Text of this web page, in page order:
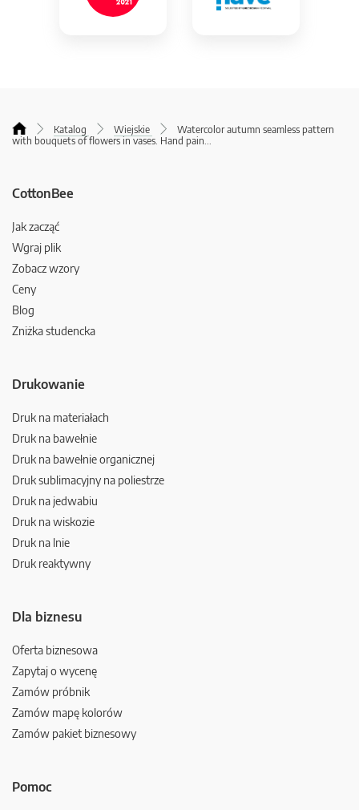
Katalog Wiejskie
Watercolor autumn seamless pattern
with bouquets of flowers in vases. Hand pain...
CottonBee
Jak zacząć
Wgraj plik
Zobacz wzory
Ceny
Blog
Zniżka studencka
Drukowanie
Druk na materiałach
Druk na bawełnie
Druk na bawełnie organicznej
Druk sublimacyjny na poliestrze
Druk na jedwabiu
Druk na wiskozie
Druk na lnie
Druk reaktywny
Dla biznesu
Oferta biznesowa
Zapytaj o wycenę
Zamów próbnik
Zamów mapę kolorów
Zamów pakiet biznesowy
Pomoc